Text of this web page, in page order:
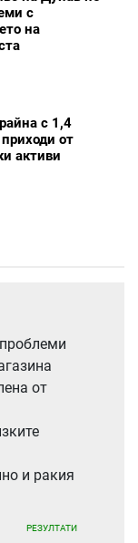
с
на
с 1,4
от
активи
от
и ракия
РЕЗУЛТАТИ